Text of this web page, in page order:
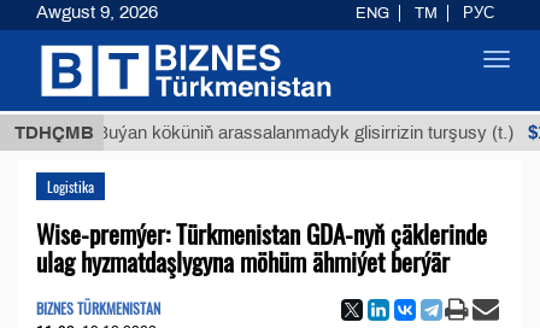
TDHÇMB
Buýan köküniň arassalanmadyk glisirrizin turşusy (t.)
Logistika
Wise-premýer: Türkmenistan GDA-nyň çäklerinde
ulag hyzmatdaşlygyna möhüm ähmiýet berýär
BIZNES TÜRKMENISTAN
Awgust 9, 2026 ENG TM РУС